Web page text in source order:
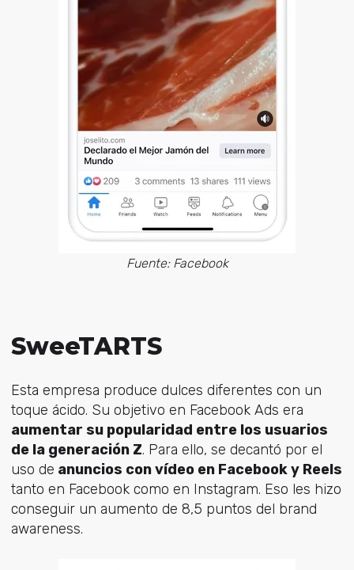
Fuente: Facebook
SweeTARTS
Esta empresa produce dulces diferentes con un
toque ácido. Su objetivo en Facebook Ads era
aumentar su popularidad entre los usuarios
de la generación Z. Para ello, se decantó por el
uso de anuncios con vídeo en Facebook y Reels
tanto en Facebook como en Instagram. Eso les hizo
conseguir un aumento de 8,5 puntos del brand
awareness.